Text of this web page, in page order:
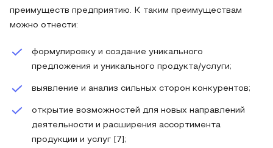
преимуществ предприятию. К таким преимуществам
можно отнести:
формулировку и создание уникального
предложения и уникального продукта/услуги;
выявление и анализ сильных сторон конкурентов;
открытие возможностей для новых направлений
деятельности и расширения ассортимента
продукции и услуг [7];